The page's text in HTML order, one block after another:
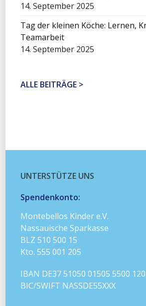
14. September 2025
Tag der kleinen Köche: Lernen,
Teamarbeit
14. September 2025
ALLE BEITRÄGE >
UNTERSTÜTZE UNS
Spendenkonto:
Montebellos Kinder e.V.
Nassauische Sparkasse
BLZ 510 500 15
Kto. 555 001 205
IBAN DE37 51050 01505 5500
BIC/SWIFT NASSDE55XXX